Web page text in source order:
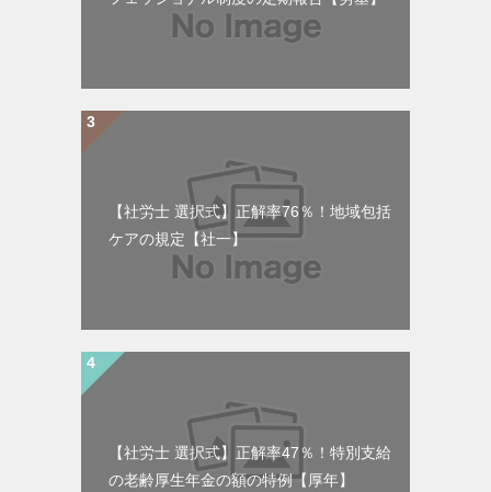
【社労士 選択式】正解率76％！地域包括
ケアの規定【社一】
【社労士 選択式】正解率47％！特別支給
の老齢厚生年金の額の特例【厚年】